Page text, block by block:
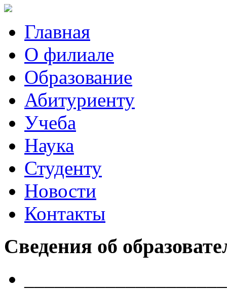
Главная
О филиале
Образование
Абитуриенту
Учеба
Наука
Студенту
Новости
Контакты
Сведения об